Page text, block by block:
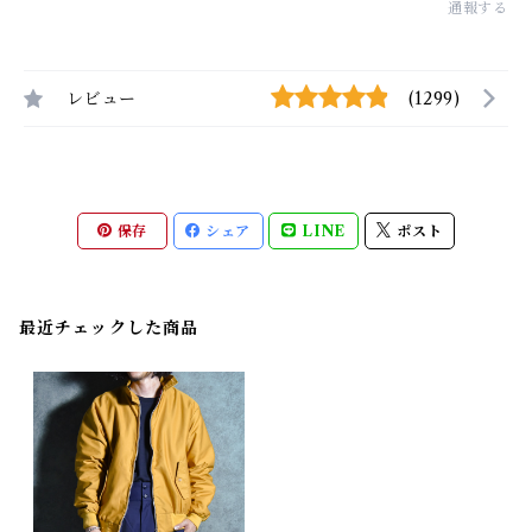
通報する
レビュー (1299)
保存 シェア LINE ポスト
最近チェックした商品